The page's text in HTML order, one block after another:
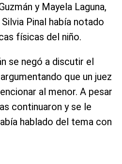
y Mayela Laguna,
Pinal había notado
físicas del niño.
se negó a discutir el
que un juez
al menor. A pesar
continuaron y se le
hablado del tema con